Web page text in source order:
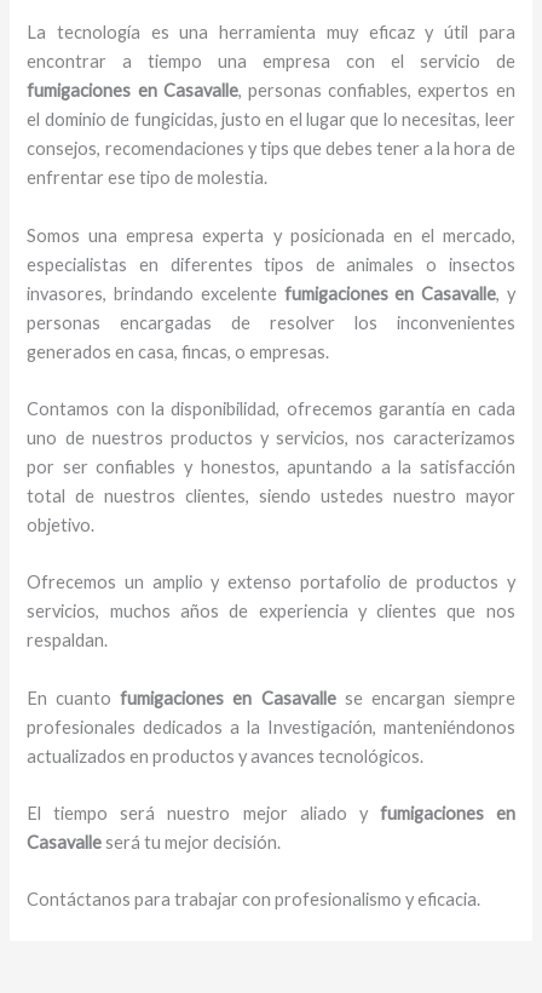
La tecnología es una herramienta muy eficaz y útil para
encontrar a tiempo una empresa con el servicio de
fumigaciones en Casavalle, personas confiables, expertos en
el dominio de fungicidas, justo en el lugar que lo necesitas, leer
consejos, recomendaciones y tips que debes tener a la hora de
enfrentar ese tipo de molestia.
Somos una empresa experta y posicionada en el mercado,
especialistas en diferentes tipos de animales o insectos
invasores, brindando excelente fumigacionesen Casavalle, y
personas encargadas de resolver los inconvenientes
generados en casa, fincas, o empresas.
Contamos con la disponibilidad, ofrecemos garantía en cada
uno de nuestros productos y servicios, nos caracterizamos
por ser confiables y honestos, apuntando a la satisfacción
total de nuestros clientes, siendo ustedes nuestro mayor
objetivo.
Ofrecemos un amplio y extenso portafolio de productos y
servicios, muchos años de experiencia y clientes que nos
respaldan.
En cuantofumigaciones en Casavalle se encargan siempre
profesionales dedicados a la Investigación, manteniéndonos
actualizados en productos y avances tecnológicos.
El tiempo será nuestro mejor aliado y fumigaciones en
Casavalleserá tu mejor decisión.
Contáctanos para trabajar con profesionalismo y eficacia.